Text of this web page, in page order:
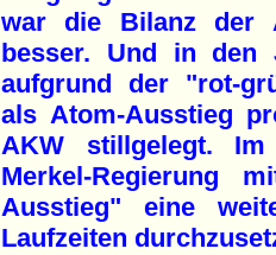
war die Bilanz der
besser. Und in den
aufgrund der "rot-
als Atom-Ausstieg
AKW stillgelegt.
Merkel-Regierung
Ausstieg" eine
Laufzeiten